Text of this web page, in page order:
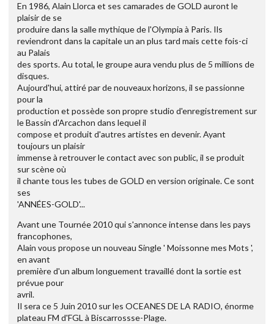
En 1986, Alain Llorca et ses camarades de GOLD auront le
plaisir de se
produire dans la salle mythique de l'Olympia à Paris. Ils
reviendront dans la capitale un an plus tard mais cette fois-ci
au Palais
des sports. Au total, le groupe aura vendu plus de 5 millions de
disques.
Aujourd'hui, attiré par de nouveaux horizons, il se passionne
pour la
production et possède son propre studio d'enregistrement sur
le Bassin d'Arcachon dans lequel il
compose et produit d'autres artistes en devenir. Ayant
toujours un plaisir
immense à retrouver le contact avec son public, il se produit
sur scène où
il chante tous les tubes de GOLD en version originale. Ce sont
ses
'ANNÉES-GOLD'...
Avant une Tournée 2010 qui s'annonce intense dans les pays
francophones,
Alain vous propose un nouveau Single ' Moissonne mes Mots ',
en avant
première d'un album longuement travaillé dont la sortie est
prévue pour
avril.
Il sera ce 5 Juin 2010 sur les OCEANES DE LA RADIO, énorme
plateau FM d'FGL à Biscarrossse-Plage.